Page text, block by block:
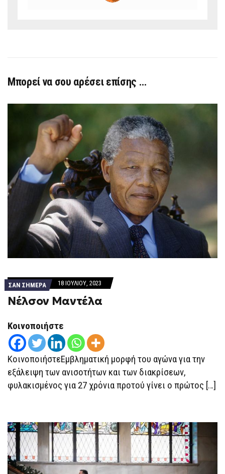
Μπορεί να σου αρέσει επίσης …
ΣΑΝ ΣΗΜΕΡΑ 18 ΙΟΥΛΊΟΥ, 2023
Νέλσον Μαντέλα
Κοινοποιήστε
ΚοινοποιήστεΕμβληματική μορφή του αγώνα για την
εξάλειψη των ανισοτήτων και των διακρίσεων,
φυλακισμένος για 27 χρόνια προτού γίνει ο πρώτος […]